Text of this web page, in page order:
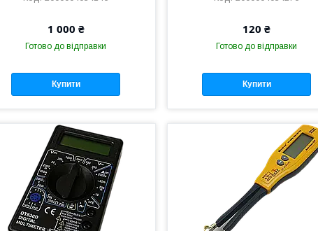
1 000 ₴
Готово до відправки
Купити
120 ₴
Готово до відправки
Купити